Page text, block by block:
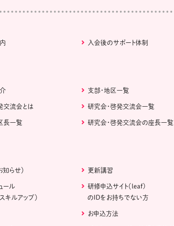
入会後のサポート体制
支部・地区一覧
交流会とは 研究会・啓発交流会一覧
長一覧 研究会・啓発交流会の座長一覧
知らせ） 更新講習
ール
キルアップ）
研修申込サイト（leaf)
のIDをお持ちでない方
お申込方法